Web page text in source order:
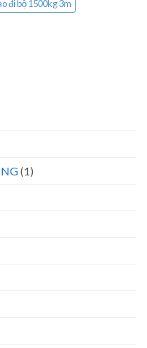
đi bộ 1500kg 3m
(1)